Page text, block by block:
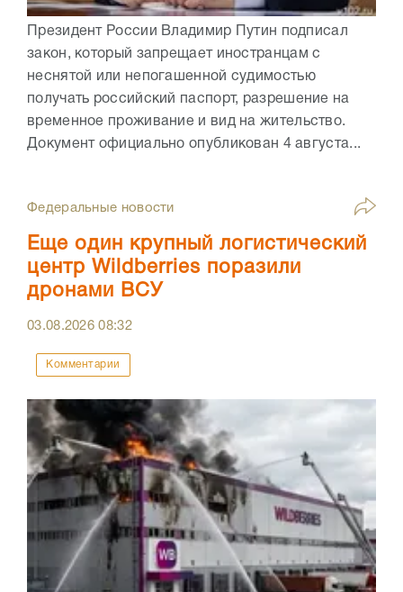
Президент России Владимир Путин подписал
закон, который запрещает иностранцам с
неснятой или непогашенной судимостью
получать российский паспорт, разрешение на
временное проживание и вид на жительство.
Документ официально опубликован 4 августа...
Федеральные новости
Еще один крупный логистический
центр Wildberries поразили
дронами ВСУ
03.08.202608:32
Комментарии